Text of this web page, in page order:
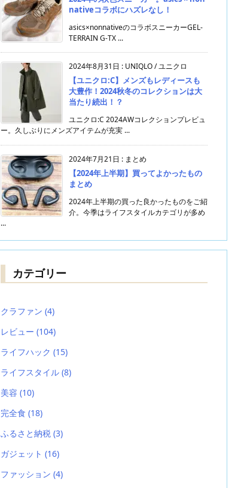
nativeコラボにハズレなし！
asics×nonnativeのコラボスニーカーGEL-
TERRAIN G-TX ...
2024年8月31日 : UNIQLO / ユニクロ
【ユニクロ:C】メンズもレディースも
大豊作！2024秋冬のコレクションは大
当たり続出！？
ユニクロ:C 2024AWコレクションプレビュ
ー。久しぶりにメンズアイテムが充実 ...
2024年7月21日 : まとめ
【2024年上半期】買ってよかったもの
まとめ
2024年上半期の買った良かったものをご紹
介。今季はライフスタイルカテゴリが多め
...
カテゴリー
クラファン (4)
レビュー (104)
ライフハック (15)
ライフスタイル (8)
美容 (10)
完全食 (18)
ふるさと納税 (3)
ガジェット (16)
ファッション (4)